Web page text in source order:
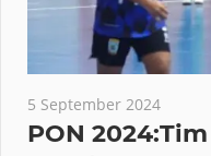
5 September 2024
PON